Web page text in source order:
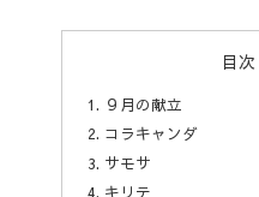
目次
９月の献立
コラキャンダ
サモサ
キリテ